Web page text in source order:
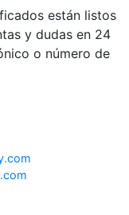
están listos
y dudas en 24
o número de